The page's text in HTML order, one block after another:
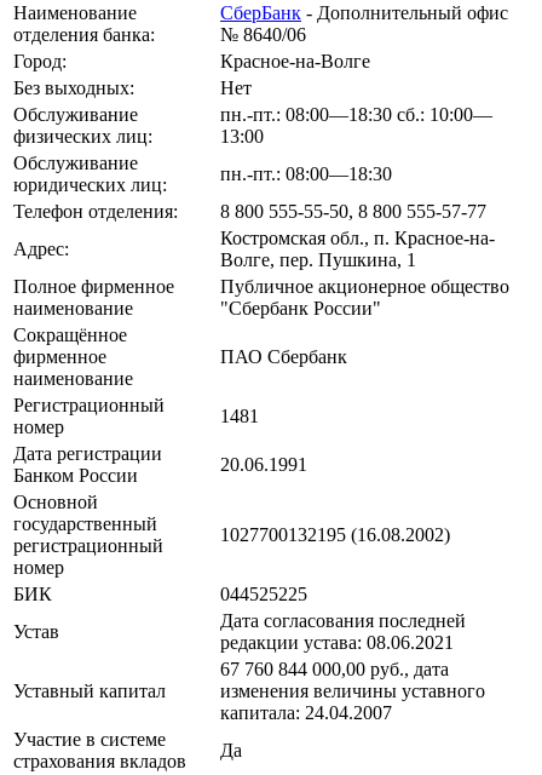
Наименование
отделения банка:
СберБанк - Дополнительный офис
№ 8640/06
Город:
Красное-на-Волге
Без выходных:
Нет
Обслуживание
физических лиц:
пн.-пт.: 08:00—18:30 сб.: 10:00—
13:00
Обслуживание
юридических лиц:
пн.-пт.: 08:00—18:30
Телефон отделения:
8 800 555-55-50, 8 800 555-57-77
Адрес:
Костромская обл., п. Красное-на-
Волге, пер. Пушкина, 1
Полное фирменное
наименование
Публичное акционерное общество
"Сбербанк России"
Сокращённое
фирменное
наименование
ПАО Сбербанк
Регистрационный
номер
1481
Дата регистрации
Банком России
20.06.1991
Основной
государственный
регистрационный
номер
1027700132195 (16.08.2002)
БИК
044525225
Устав
Дата согласования последней
редакции устава: 08.06.2021
Уставный капитал
67 760 844 000,00 руб., дата
изменения величины уставного
капитала: 24.04.2007
Участие в системе
страхования вкладов
Да